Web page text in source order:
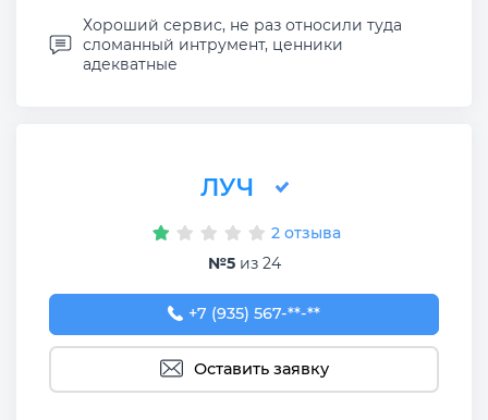
Хороший сервис, не раз относили туда
сломанный интрумент, ценники
адекватные
ЛУЧ
2 отзыва
№5из 24
+7 (935) 567-66-75
+7 (935) 567-**-**
Оставить заявку